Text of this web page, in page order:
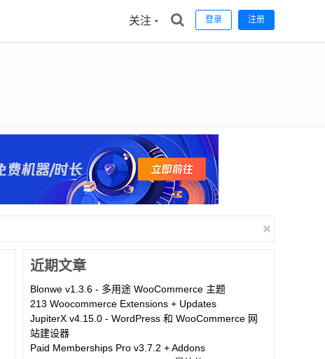
登录 注册
关注
近期文章
Blonwe v1.3.6 - 多用途 WooCommerce 主题
213 Woocommerce Extensions + Updates
JupiterX v4.15.0 - WordPress 和 WooCommerce 网
站建设器
Paid Memberships Pro v3.7.2 + Addons